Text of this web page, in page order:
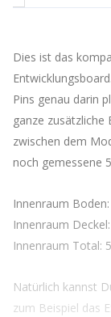
Dies ist das
Pins genau darin
ganze
zwischen dem
noch gemessene
Innenraum
Innenraum
Innenraum Total:
Natürlich kannst
zum Beispiel das